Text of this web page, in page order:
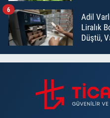
Adil
Liralık
Düştü,
6